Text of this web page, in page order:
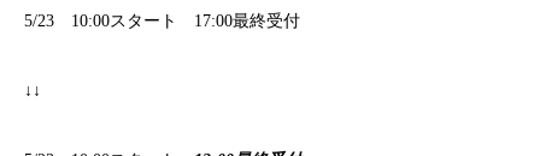
5/23 10:00スタート 17:00最終受付
↓↓